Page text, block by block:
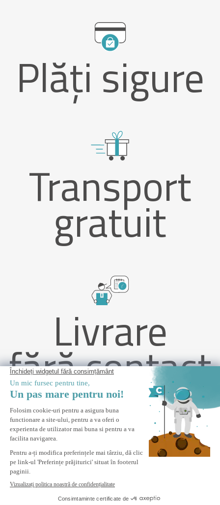
Plăți sigure
Transport
gratuit
Livrare
fără contact
Pergolă bioclimatică independentă PIANA 3x3m din aluminiu gri
cu 3 lamele de intimitate
ANUNȚĂ-MĂ
Anunta-ma cand acest produs revine in stoc.
Plata Securizata